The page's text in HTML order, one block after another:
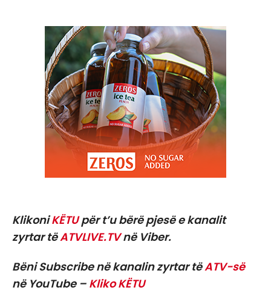
KlikoniKËTUpër t’u bërë pjesë e kanalit
zyrtar tëATVLIVE.TVnë Viber.
Bëni Subscribe në kanalin zyrtar tëATV-së
në YouTube – Kliko KËTU